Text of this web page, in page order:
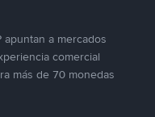
apuntan a mercados
comercial
más de 70 monedas